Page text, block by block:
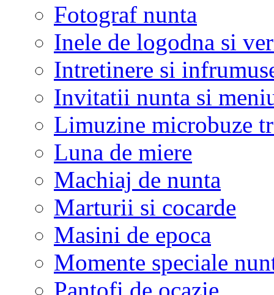
Fotograf nunta
Inele de logodna si
Intretinere si
Invitatii nunta si
Limuzine microbuze
Luna de miere
Machiaj de nunta
Marturii si cocarde
Masini de epoca
Momente speciale
Pantofi de ocazie